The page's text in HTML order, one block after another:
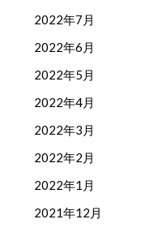
2022年7月
2022年6月
2022年5月
2022年4月
2022年3月
2022年2月
2022年1月
2021年12月